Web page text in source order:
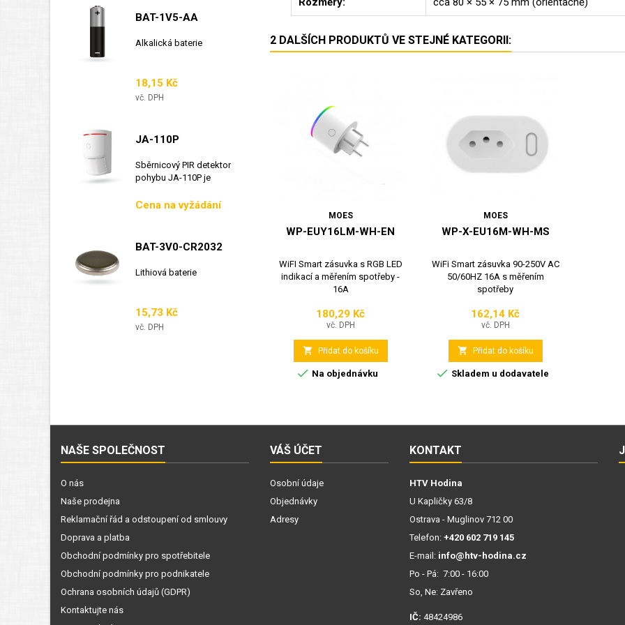
BAT-1V5-AA
Alkalická baterie
Cena
18,15 Kč
vč. DPH
JA-110P
Sběrnicový PIR detektor
pohybu JA-110P je
Cena
Cena na vyžádání
BAT-3V0-CR2032
Lithiová baterie
Cena
15,73 Kč
vč. DPH
2 DALŠÍCH PRODUKTŮ VE STEJNÉ KATEGORII:
MOES
WP-EUY16LM-WH-EN
WiFI Smart zásuvka s RGB LED
indikací a měřením spotřeby -
16A
Cena
180,29 Kč
vč. DPH
 Přidat do košíku
 Na objednávku
MOES
WP-X-EU16M-WH-MS
WiFi Smart zásuvka 90-250V AC
50/60HZ 16A s měřením
spotřeby
Cena
162,14 Kč
vč. DPH
 Přidat do košíku
 Skladem u dodavatele
NAŠE SPOLEČNOST
O nás
Naše prodejna
Reklamační řád a odstoupení od smlouvy
Doprava a platba
Obchodní podmínky pro spotřebitele
Obchodní podmínky pro podnikatele
Ochrana osobních údajů (GDPR)
Kontaktujte nás
VÁŠ ÚČET
Osobní údaje
Objednávky
Adresy
KONTAKT
HTV Hodina
U Kapličky 63/8
Ostrava - Muglinov 712 00
Telefon: +420 602 719 145
E-mail: info@htv-hodina.cz
Po - Pá: 7:00 - 16:00
So, Ne: Zavřeno
IČ: 48424986